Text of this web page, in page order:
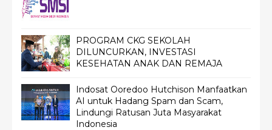
PROGRAM CKG SEKOLAH
DILUNCURKAN, INVESTASI
KESEHATAN ANAK DAN REMAJA
Indosat Ooredoo Hutchison Manfaatkan
AI untuk Hadang Spam dan Scam,
Lindungi Ratusan Juta Masyarakat
Indonesia